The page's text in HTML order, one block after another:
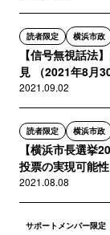
読者限定 横浜市政
【信号無視話法
見 （2021年8月
2021.09.02
読者限定 横浜市政
【横浜市長選挙
投票の実現可能性
2021.08.08
サポートメンバー限定